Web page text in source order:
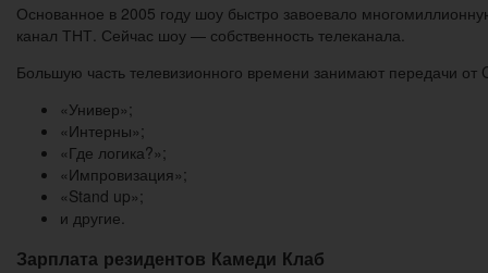
Основанное в 2005 году шоу быстро завоевало
канал ТНТ. Сейчас шоу — собственность телеканала.
Большую часть телевизионного времени занимают передачи
«Универ»;
«Интерны»;
«Где логика?»;
«Импровизация»;
«Stand up»;
и другие.
Зарплата резидентов Камеди Клаб